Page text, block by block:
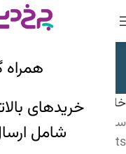
شامل
خانه ظروف پخت و پز
سرویس ویکتوریا
Showing all 2 results